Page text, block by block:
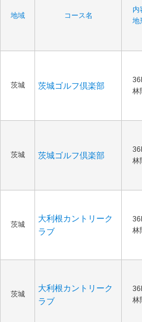
地域 コース名
内
地
茨城 茨城ゴルフ倶楽部
林
茨城 茨城ゴルフ倶楽部
林
茨城
大利根カントリーク
ラブ
林
茨城
大利根カントリーク
ラブ
林